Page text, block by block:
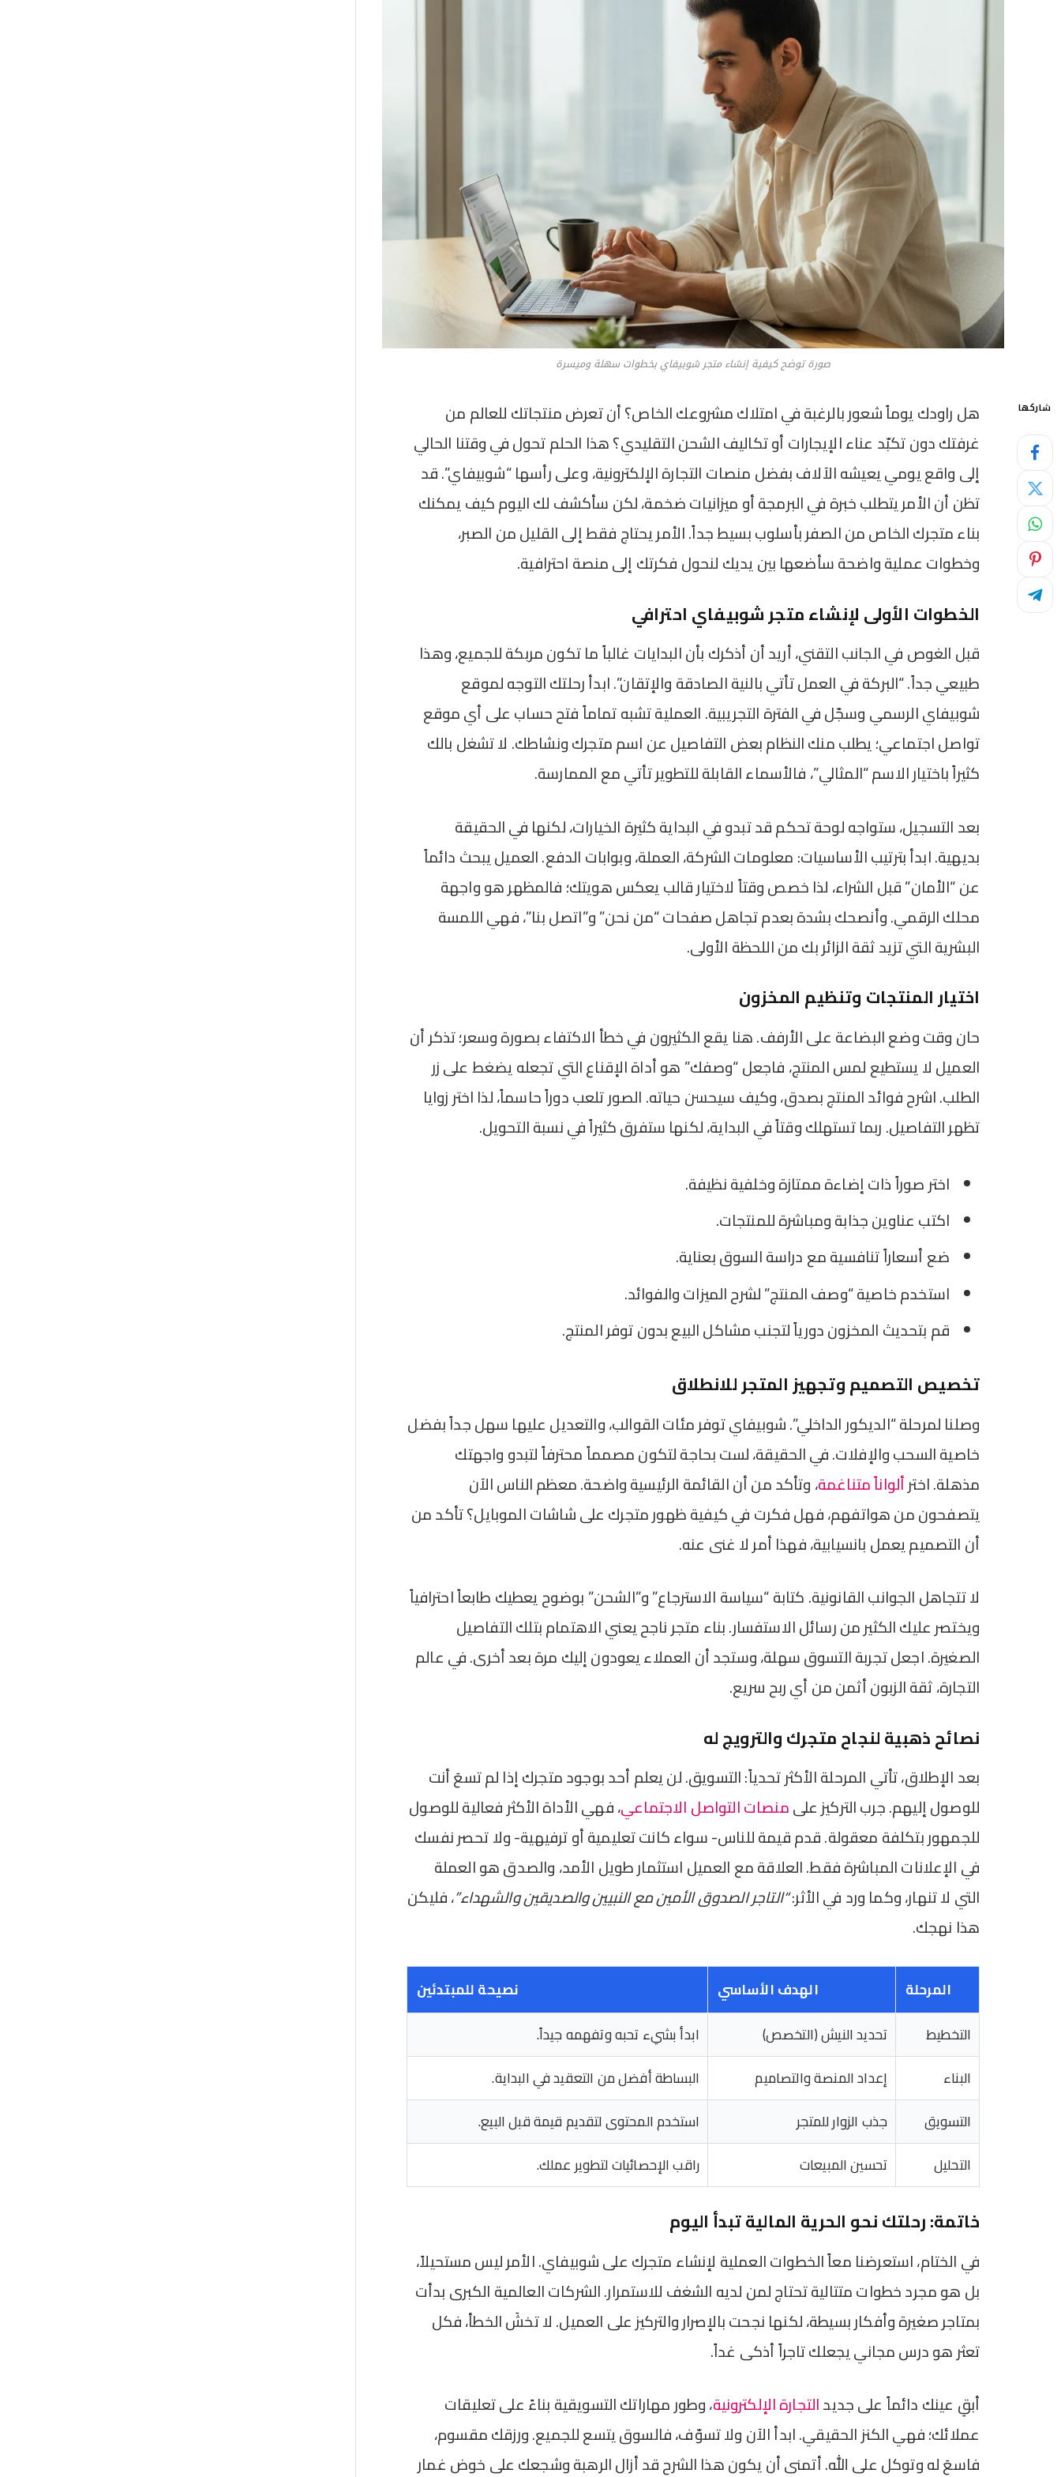
صورة توضح كيفية إنشاء متجر شوبيفاي بخطوات سهلة وميسرة
شاركها
هل راودك يوماً شعور بالرغبة في امتلاك مشروعك الخاص؟ أن تعرض منتجاتك للعالم من
غرفتك دون تكبّد عناء الإيجارات أو تكاليف الشحن التقليدي؟ هذا الحلم تحول في وقتنا الحالي
إلى واقع يومي يعيشه الآلاف بفضل منصات التجارة الإلكترونية، وعلى رأسها “شوبيفاي”. قد
تظن أن الأمر يتطلب خبرة في البرمجة أو ميزانيات ضخمة، لكن سأكشف لك اليوم كيف يمكنك
بناء متجرك الخاص من الصفر بأسلوب بسيط جداً. الأمر يحتاج فقط إلى القليل من الصبر،
وخطوات عملية واضحة سأضعها بين يديك لنحول فكرتك إلى منصة احترافية.
الخطوات الأولى لإنشاء متجر شوبيفاي احترافي
قبل الغوص في الجانب التقني، أريد أن أذكرك بأن البدايات غالباً ما تكون مربكة للجميع، وهذا
طبيعي جداً. “البركة في العمل تأتي بالنية الصادقة والإتقان”. ابدأ رحلتك التوجه لموقع
شوبيفاي الرسمي وسجّل في الفترة التجريبية. العملية تشبه تماماً فتح حساب على أي موقع
تواصل اجتماعي؛ يطلب منك النظام بعض التفاصيل عن اسم متجرك ونشاطك. لا تشغل بالك
كثيراً باختيار الاسم “المثالي”، فالأسماء القابلة للتطوير تأتي مع الممارسة.
بعد التسجيل، ستواجه لوحة تحكم قد تبدو في البداية كثيرة الخيارات، لكنها في الحقيقة
بديهية. ابدأ بترتيب الأساسيات: معلومات الشركة، العملة، وبوابات الدفع. العميل يبحث دائماً
عن “الأمان” قبل الشراء، لذا خصص وقتاً لاختيار قالب يعكس هويتك؛ فالمظهر هو واجهة
محلك الرقمي. وأنصحك بشدة بعدم تجاهل صفحات “من نحن” و”اتصل بنا”، فهي اللمسة
البشرية التي تزيد ثقة الزائر بك من اللحظة الأولى.
اختيار المنتجات وتنظيم المخزون
حان وقت وضع البضاعة على الأرفف. هنا يقع الكثيرون في خطأ الاكتفاء بصورة وسعر؛ تذكر أن
العميل لا يستطيع لمس المنتج، فاجعل “وصفك” هو أداة الإقناع التي تجعله يضغط على زر
الطلب. اشرح فوائد المنتج بصدق، وكيف سيحسن حياته. الصور تلعب دوراً حاسماً، لذا اختر زوايا
تظهر التفاصيل. ربما تستهلك وقتاً في البداية، لكنها ستفرق كثيراً في نسبة التحويل.
اختر صوراً ذات إضاءة ممتازة وخلفية نظيفة.
اكتب عناوين جذابة ومباشرة للمنتجات.
ضع أسعاراً تنافسية مع دراسة السوق بعناية.
استخدم خاصية “وصف المنتج” لشرح الميزات والفوائد.
قم بتحديث المخزون دورياً لتجنب مشاكل البيع بدون توفر المنتج.
تخصيص التصميم وتجهيز المتجر للانطلاق
وصلنا لمرحلة “الديكور الداخلي”. شوبيفاي توفر مئات القوالب، والتعديل عليها سهل جداً بفضل
خاصية السحب والإفلات. في الحقيقة، لست بحاجة لتكون مصمماً محترفاً لتبدو واجهتك
مذهلة. اخترألواناً متناغمة، وتأكد من أن القائمة الرئيسية واضحة. معظم الناس الآن
يتصفحون من هواتفهم، فهل فكرت في كيفية ظهور متجرك على شاشات الموبايل؟ تأكد من
أن التصميم يعمل بانسيابية، فهذا أمر لا غنى عنه.
لا تتجاهل الجوانب القانونية. كتابة “سياسة الاسترجاع” و”الشحن” بوضوح يعطيك طابعاً احترافياً
ويختصر عليك الكثير من رسائل الاستفسار. بناء متجر ناجح يعني الاهتمام بتلك التفاصيل
الصغيرة. اجعل تجربة التسوق سهلة، وستجد أن العملاء يعودون إليك مرة بعد أخرى. في عالم
التجارة، ثقة الزبون أثمن من أي ربح سريع.
نصائح ذهبية لنجاح متجرك والترويج له
بعد الإطلاق، تأتي المرحلة الأكثر تحدياً: التسويق. لن يعلم أحد بوجود متجرك إذا لم تسعَ أنت
للوصول إليهم. جرب التركيز علىمنصات التواصل الاجتماعي، فهي الأداة الأكثر فعالية للوصول
للجمهور بتكلفة معقولة. قدم قيمة للناس- سواء كانت تعليمية أو ترفيهية- ولا تحصر نفسك
في الإعلانات المباشرة فقط. العلاقة مع العميل استثمار طويل الأمد، والصدق هو العملة
التي لا تنهار، وكما ورد في الأثر:“التاجر الصدوق الأمين مع النبيين والصديقين والشهداء”، فليكن
هذا نهجك.
المرحلة الهدف الأساسي
نصيحة للمبتدئين
التخطيط
تحديد النيش (التخصص)
ابدأ بشيء تحبه وتفهمه جيداً.
البناء
إعداد المنصة والتصاميم
البساطة أفضل من التعقيد في البداية.
التسويق
جذب الزوار للمتجر
استخدم المحتوى لتقديم قيمة قبل البيع.
التحليل
تحسين المبيعات راقب الإحصائيات لتطوير عملك.
خاتمة: رحلتك نحو الحرية المالية تبدأ اليوم
في الختام، استعرضنا معاً الخطوات العملية لإنشاء متجرك على شوبيفاي. الأمر ليس مستحيلاً،
بل هو مجرد خطوات متتالية تحتاج لمن لديه الشغف للاستمرار. الشركات العالمية الكبرى بدأت
بمتاجر صغيرة وأفكار بسيطة، لكنها نجحت بالإصرار والتركيز على العميل. لا تخشَ الخطأ، فكل
تعثر هو درس مجاني يجعلك تاجراً أذكى غداً.
أبقِ عينك دائماً على جديدالتجارة الإلكترونية، وطور مهاراتك التسويقية بناءً على تعليقات
عملائك؛ فهي الكنز الحقيقي. ابدأ الآن ولا تسوّف، فالسوق يتسع للجميع. ورزقك مقسوم،
فاسعَ له وتوكل على الله. أتمنى أن يكون هذا الشرح قد أزال الرهبة وشجعك على خوض غمار